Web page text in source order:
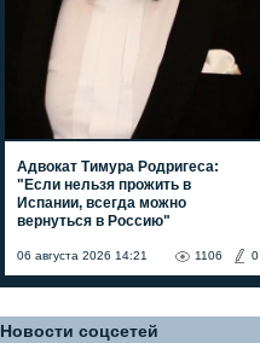
Адвокат Тимура Родригеса:
"Если нельзя прожить в
Испании, всегда можно
вернуться в Россию"
06 августа 2026 14:21 0
1106
Новости соцсетей